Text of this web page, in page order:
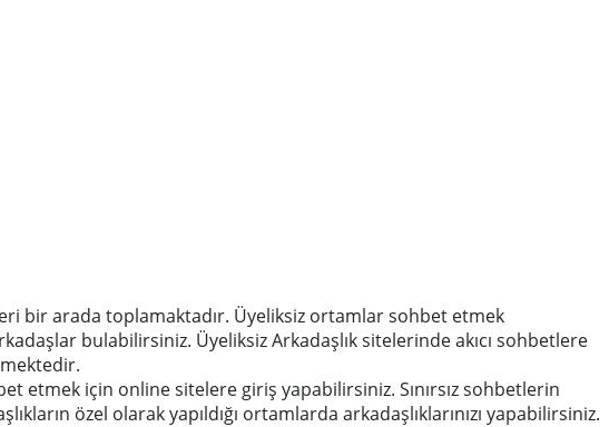
bir arada toplamaktadır. Üyeliksiz ortamlar sohbet etmek
bulabilirsiniz. Üyeliksiz Arkadaşlık sitelerinde akıcı sohbetlere
etmek için online sitelere giriş yapabilirsiniz. Sınırsız sohbetlerin
özel olarak yapıldığı ortamlarda arkadaşlıklarınızı yapabilirsiniz.